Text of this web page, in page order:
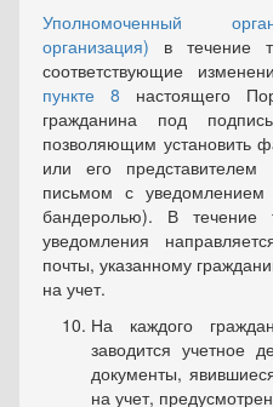
Уполномоченный
организация) в течение
соответствующие
пункте 8 настоящего
гражданина под
позволяющим уста­новить
или его
письмом с
бандеролью). В течение
уведомления
почты, указанному
на учет.
На каждого
заводится учет­ное
документы,
на учет,